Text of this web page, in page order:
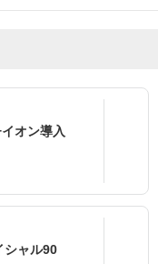
オン導入
シャル90